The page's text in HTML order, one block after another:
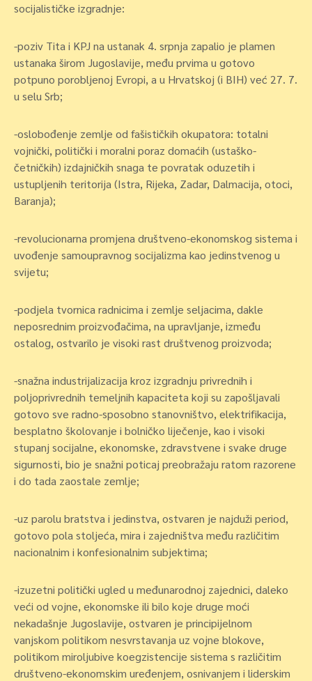
socijalističke izgradnje:
-poziv Tita i KPJ na ustanak 4. srpnja zapalio je plamen
ustanaka širom Jugoslavije, među prvima u gotovo
potpuno porobljenoj Evropi, a u Hrvatskoj (i BIH) već 27. 7.
u selu Srb;
-oslobođenje zemlje od fašističkih okupatora: totalni
vojnički, politički i moralni poraz domaćih (ustaško-
četničkih) izdajničkih snaga te povratak oduzetih i
ustupljenih teritorija (Istra, Rijeka, Zadar, Dalmacija, otoci,
Baranja);
-revolucionarna promjena društveno-ekonomskog sistema i
uvođenje samoupravnog socijalizma kao jedinstvenog u
svijetu;
-podjela tvornica radnicima i zemlje seljacima, dakle
neposrednim proizvođačima, na upravljanje, između
ostalog, ostvarilo je visoki rast društvenog proizvoda;
-snažna industrijalizacija kroz izgradnju privrednih i
poljoprivrednih temeljnih kapaciteta koji su zapošljavali
gotovo sve radno-sposobno stanovništvo, elektrifikacija,
besplatno školovanje i bolničko liječenje, kao i visoki
stupanj socijalne, ekonomske, zdravstvene i svake druge
sigurnosti, bio je snažni poticaj preobražaju ratom razorene
i do tada zaostale zemlje;
-uz parolu bratstva i jedinstva, ostvaren je najduži period,
gotovo pola stoljeća, mira i zajedništva među različitim
nacionalnim i konfesionalnim subjektima;
-izuzetni politički ugled u međunarodnoj zajednici, daleko
veći od vojne, ekonomske ili bilo koje druge moći
nekadašnje Jugoslavije, ostvaren je principijelnom
vanjskom politikom nesvrstavanja uz vojne blokove,
politikom miroljubive koegzistencije sistema s različitim
društveno-ekonomskim uređenjem, osnivanjem i liderskim